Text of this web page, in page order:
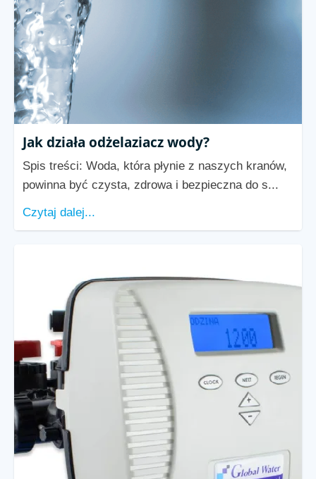
Jak działa odżelaziacz wody?
Spis treści: Woda, która płynie z naszych kranów,
powinna być czysta, zdrowa i bezpieczna do s...
Czytaj dalej...